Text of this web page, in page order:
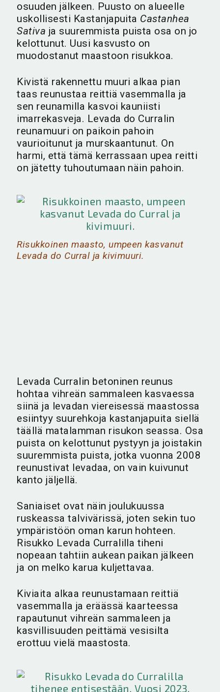
osuuden jälkeen. Puusto on alueelle
uskollisesti Kastanjapuita Castanhea
Sativa ja suuremmista puista osa on jo
kelottunut. Uusi kasvusto on
muodostanut maastoon risukkoa.
Kivistä rakennettu muuri alkaa pian
taas reunustaa reittiä vasemmalla ja
sen reunamilla kasvoi kauniisti
imarrekasveja. Levada do Curralin
reunamuuri on paikoin pahoin
vaurioitunut ja murskaantunut. On
harmi, että tämä kerrassaan upea reitti
on jätetty tuhoutumaan näin pahoin.
Risukkoinen maasto, umpeen kasvanut
Levada do Curral ja kivimuuri.
Levada Curralin betoninen reunus
hohtaa vihreän sammaleen kasvaessa
siinä ja levadan viereisessä maastossa
esiintyy suurehkoja kastanjapuita siellä
täällä matalamman risukon seassa. Osa
puista on kelottunut pystyyn ja joistakin
suuremmista puista, jotka vuonna 2008
reunustivat levadaa, on vain kuivunut
kanto jäljellä.
Saniaiset ovat näin joulukuussa
ruskeassa talvivärissä, joten sekin tuo
ympäristöön oman karun hohteen.
Risukko Levada Curralilla tiheni
nopeaan tahtiin aukean paikan jälkeen
ja on melko karua kuljettavaa.
Kiviaita alkaa reunustamaan reittiä
vasemmalla ja eräässä kaarteessa
rapautunut vihreän sammaleen ja
kasvillisuuden peittämä vesisilta
erottuu vielä maastosta.